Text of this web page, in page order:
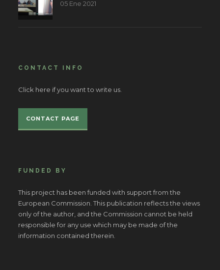
05 Ene 2021
CONTACT INFO
Click here if you want to write us.
CONTACT PAGE
FUNDED BY
This project has been funded with support from the
European Commission. This publication reflects the views
only of the author, and the Commission cannot be held
responsible for any use which may be made of the
information contained therein.